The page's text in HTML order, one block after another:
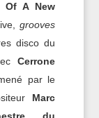
Of A New
grooves
disco du
Cerrone
par le
Marc